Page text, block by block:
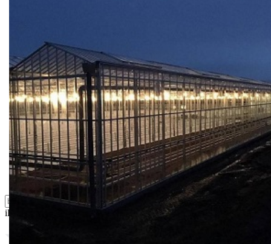
Dezinfekcija
Feromoni i klopke
Folije i agrotekstili
Oprema i instrumenti
Semena povrća
Sredstva za ishranu biljaka
Sredstva za zaštitu biljaka
Supstrati
Zaštita ... u 10 litara
ili probajte naprednu: pretragu